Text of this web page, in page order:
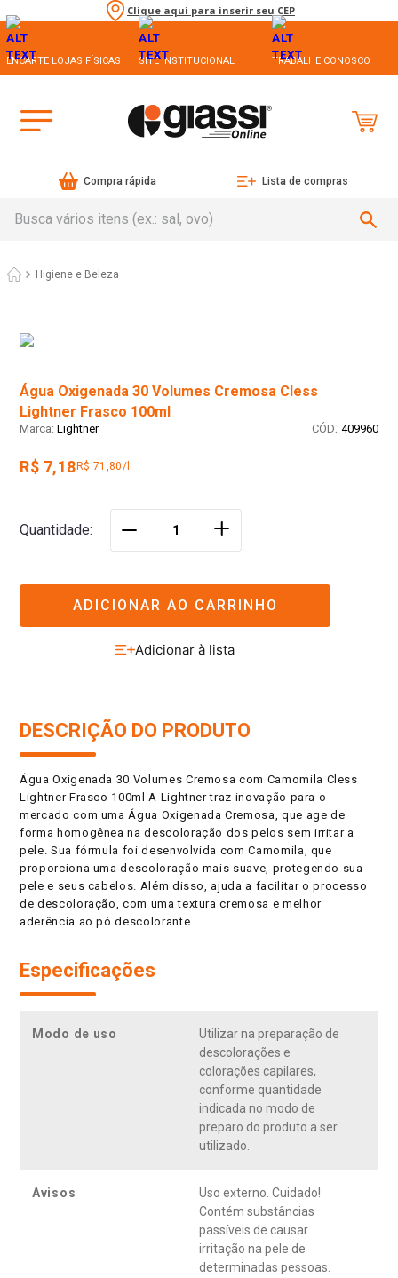
Clique aqui para inserir seu CEP
ENCARTE LOJAS FÍSICAS SITE INSTITUCIONAL TRABALHE CONOSCO
Compra rápida Lista de compras
Higiene e Beleza
Água Oxigenada 30 Volumes Cremosa Cless
Lightner Frasco 100ml
Lightner : 409960
R$ 7,18 R$ 71,80/l
Quantidade ＋
ADICIONAR AO CARRINHO
DESCRIÇÃO DO PRODUTO
Água Oxigenada 30 Volumes Cremosa com Camomila Cless
Lightner Frasco 100ml A Lightner traz inovação para o
mercado com uma Água Oxigenada Cremosa, que age de
forma homogênea na descoloração dos pelos sem irritar a
pele. Sua fórmula foi desenvolvida com Camomila, que
proporciona uma descoloração mais suave, protegendo sua
pele e seus cabelos. Além disso, ajuda a facilitar o processo
de descoloração, com uma textura cremosa e melhor
aderência ao pó descolorante.
Especificações
Modo de uso
Utilizar na preparação de
descolorações e
colorações capilares,
conforme quantidade
indicada no modo de
preparo do produto a ser
utilizado.
Avisos
Uso externo. Cuidado!
Contém substâncias
passíveis de causar
irritação na pele de
determinadas pessoas.